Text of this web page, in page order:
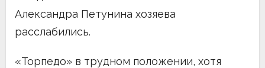
Александра Петунина хозяева
расслабились.
«Торпедо» в трудном положении, хотя